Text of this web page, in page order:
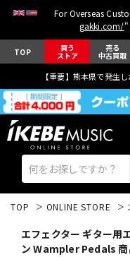
For Overseas
gakki.com/
TOP 買う
ストア
売る
中古買取
【重要】熊本県で発生
TOP ONLINE STORE
エフェクター ギター用
ン Wampler Pedals 商